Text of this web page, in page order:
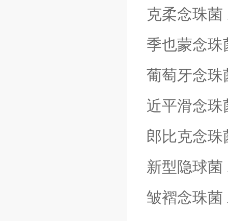
克柔念珠菌
季也蒙念
葡萄牙念珠
近平滑念珠
郎比克念珠
新型隐球菌
皱褶念珠菌